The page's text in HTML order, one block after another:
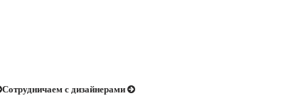
Сотрудничаем с дизайнерами